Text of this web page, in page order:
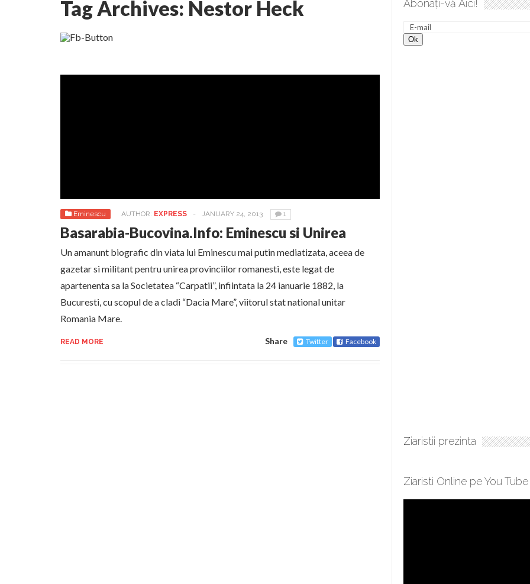
Lepădarea de sine și urmarea lui Hristos. Calea spre desăvârșire. Gând de duminică de Elena Solunca Moise
Tag Archives: Nestor Heck
Eminescu AUTHOR: EXPRESS - JANUARY 24, 2013 1
Basarabia-Bucovina.Info: Eminescu si Unirea
Un amanunt biografic din viata lui Eminescu mai putin mediatizata, aceea de
gazetar si militant pentru unirea provinciilor romanesti, este legat de
apartenenta sa la Societatea “Carpatii”, infiintata la 24 ianuarie 1882, la
Bucuresti, cu scopul de a cladi “Dacia Mare”, viitorul stat national unitar
Romania Mare.
READ MORE Share Twitter Facebook
Abonați-vă Aici!
Ziaristii prezinta
Ziaristi Online pe You Tube